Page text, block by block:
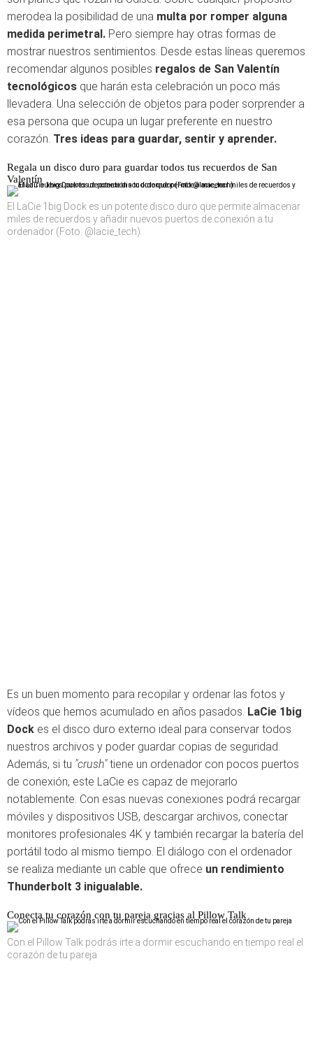
merodea la posibilidad de una multa por romper alguna
medida perimetral. Pero siempre hay otras formas de
mostrar nuestros sentimientos. Desde estas líneas queremos
recomendar algunos posibles regalos de San Valentín
tecnológicos que harán esta celebración un poco más
llevadera. Una selección de objetos para poder sorprender a
esa persona que ocupa un lugar preferente en nuestro
corazón. Tres ideas para guardar, sentir y aprender.
Regala un disco duro para guardar todos tus recuerdos de San
Valentín
El LaCie 1big Dock es un potente disco duro que permite almacenar
miles de recuerdos y añadir nuevos puertos de conexión a tu
ordenador (Foto: @lacie_tech)
Es un buen momento para recopilar y ordenar las fotos y
vídeos que hemos acumulado en años pasados. LaCie 1big
Dock es el disco duro externo ideal para conservar todos
nuestros archivos y poder guardar copias de seguridad.
Además, si tu "crush"tiene un ordenador con pocos puertos
de conexión, este LaCie es capaz de mejorarlo
notablemente. Con esas nuevas conexiones podrá recargar
móviles y dispositivos USB, descargar archivos, conectar
monitores profesionales 4K y también recargar la batería del
portátil todo al mismo tiempo. El diálogo con el ordenador
se realiza mediante un cable que ofrece un rendimiento
Thunderbolt 3 inigualable.
Conecta tu corazón con tu pareja gracias al Pillow Talk
Con el Pillow Talk podrás irte a dormir escuchando en tiempo real el
corazón de tu pareja